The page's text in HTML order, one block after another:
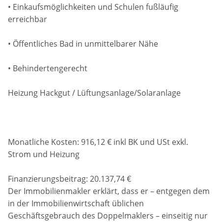
• Einkaufsmöglichkeiten und Schulen fußläufig
erreichbar
• Öffentliches Bad in unmittelbarer Nähe
• Behindertengerecht
Heizung Hackgut / Lüftungsanlage/Solaranlage
Monatliche Kosten: 916,12 € inkl BK und USt exkl.
Strom und Heizung
Finanzierungsbeitrag: 20.137,74 €
Der Immobilienmakler erklärt, dass er – entgegen dem
in der Immobilienwirtschaft üblichen
Geschäftsgebrauch des Doppelmaklers – einseitig nur